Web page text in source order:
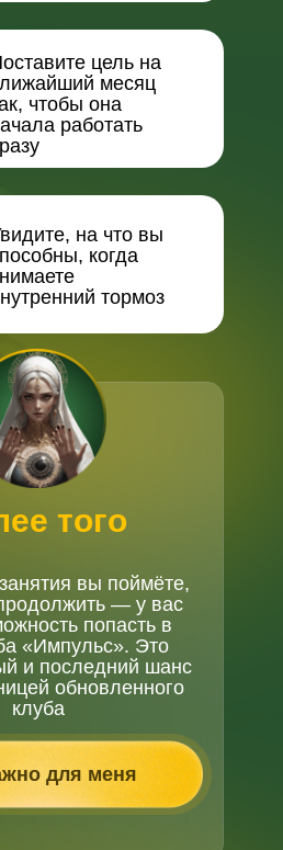
цель на
месяц
чтобы она
работать
вы поймёте,
— у вас
попасть в
«Импульс». Это
и последний шанс
обновленного
клуба
того
для меня
на что вы
когда
тормоз